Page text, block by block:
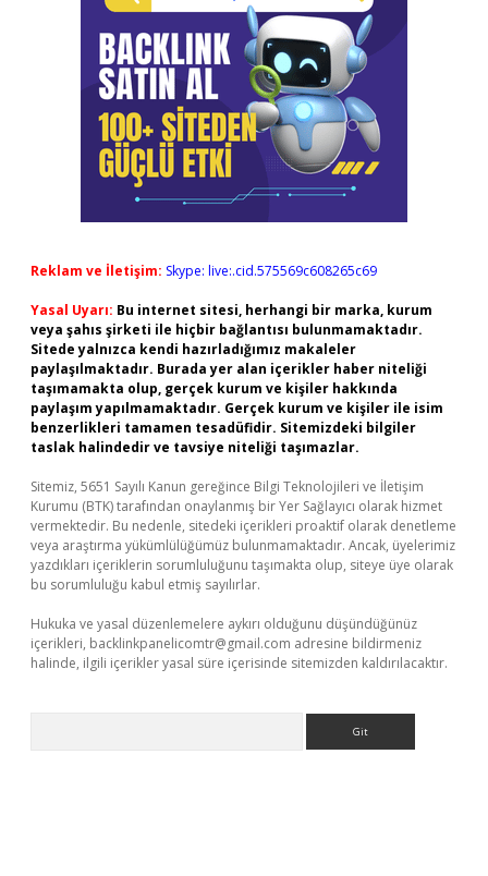
Reklam ve İletişim: Skype: live:.cid.575569c608265c69
Yasal Uyarı: Bu internet sitesi, herhangi bir marka, kurum
veya şahıs şirketi ile hiçbir bağlantısı bulunmamaktadır.
Sitede yalnızca kendi hazırladığımız makaleler
paylaşılmaktadır. Burada yer alan içerikler haber niteliği
taşımamakta olup, gerçek kurum ve kişiler hakkında
paylaşım yapılmamaktadır. Gerçek kurum ve kişiler ile isim
benzerlikleri tamamen tesadüfidir. Sitemizdeki bilgiler
taslak halindedir ve tavsiye niteliği taşımazlar.
Sitemiz, 5651 Sayılı Kanun gereğince Bilgi Teknolojileri ve İletişim
Kurumu (BTK) tarafından onaylanmış bir Yer Sağlayıcı olarak hizmet
vermektedir. Bu nedenle, sitedeki içerikleri proaktif olarak denetleme
veya araştırma yükümlülüğümüz bulunmamaktadır. Ancak, üyelerimiz
yazdıkları içeriklerin sorumluluğunu taşımakta olup, siteye üye olarak
bu sorumluluğu kabul etmiş sayılırlar.
Hukuka ve yasal düzenlemelere aykırı olduğunu düşündüğünüz
içerikleri, backlinkpanelicomtr@gmail.com adresine bildirmeniz
halinde, ilgili içerikler yasal süre içerisinde sitemizden kaldırılacaktır.